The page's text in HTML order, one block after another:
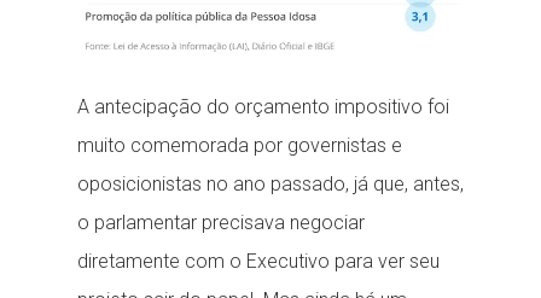
A antecipação do orçamento impositivo foi
muito comemorada por governistas e
oposicionistas no ano passado, já que, antes,
o parlamentar precisava negociar
diretamente com o Executivo para ver seu